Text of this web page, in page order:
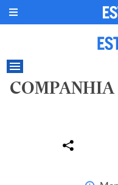
COMPANHIA